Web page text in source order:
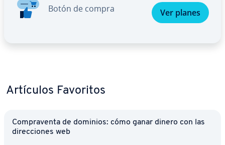
Botón de compra Ver planes
Artículos Favoritos
Co­m­pra­ve­n­ta de dominios: cómo ganar dinero con las
di­re­c­cio­nes web